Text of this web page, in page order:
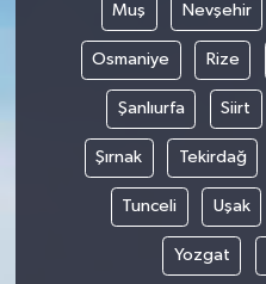
Muş Nevşehir
Osmaniye Rize
Şanlıurfa Siirt
Şırnak Tekirdağ
Tunceli Uşak
Yozgat